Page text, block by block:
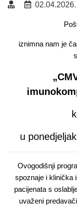
02.04.2026.
iznimna nam je
u
Ovogodišnji
spoznaje i klinička
pacijenata s
uvaženi